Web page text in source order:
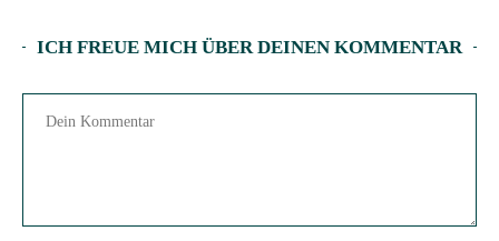
ICH FREUE MICH ÜBER DEINEN KOMMENTAR